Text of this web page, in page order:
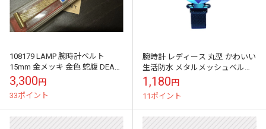
108179 LAMP 腕時計ベルト
15mm 金メッキ 金色 蛇腹 DEAD
STOCK
3,300円
33ポイント
腕時計 レディース 丸型 かわいい
生活防水 メタルメッシュベルト
アナログ
1,180円
11ポイント